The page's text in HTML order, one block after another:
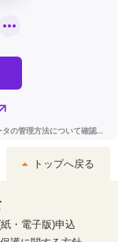
トップへ戻る
・電子版)申込